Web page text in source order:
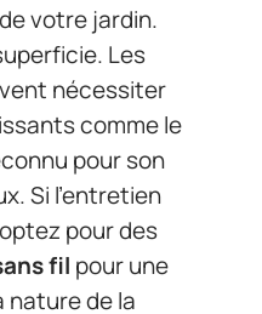
votre jardin.
Les
nécessiter
comme le
pour son
Si l’entretien
pour des
fil pour une
nature de la